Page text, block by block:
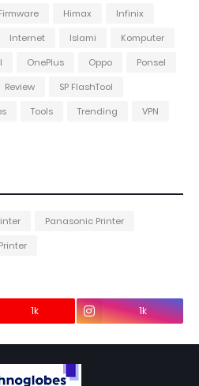
Himax
Infinix
Internet Islami
Komputer
OnePlus Oppo
Ponsel
Review
SP FlashTool
Tools Trending
VPN
Panasonic Printer
1k 1k